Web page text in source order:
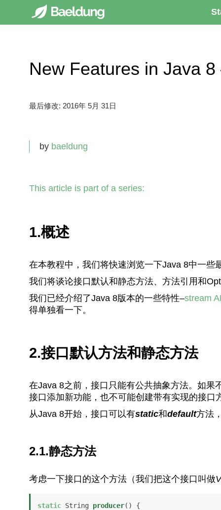
New Features in Java
最后修改: 2016年 5月 31日
by baeldung
This article is part of a series:
1.概述
在本教程中，我们将快速浏览一下Java 8中一些
我们将谈论接口默认和静态方法、方法引用和
我们已经介绍了Java 8版本的一些特性–stream
得单独看一下。
2.接口默认方法和静态方法
在Java 8之前，接口只能有公共抽象方法。如
接口添加新功能，也不可能创建带有实现的接口
从Java 8开始，接口可以有static和default方法
2.1.静态方法
考虑一下接口的这个方法（我们把这个接口叫做
static String producer()
{